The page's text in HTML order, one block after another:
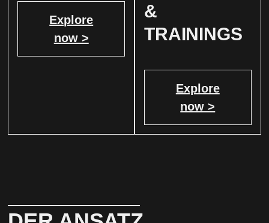
Explore
now >
&
TRAININGS
Explore
now >